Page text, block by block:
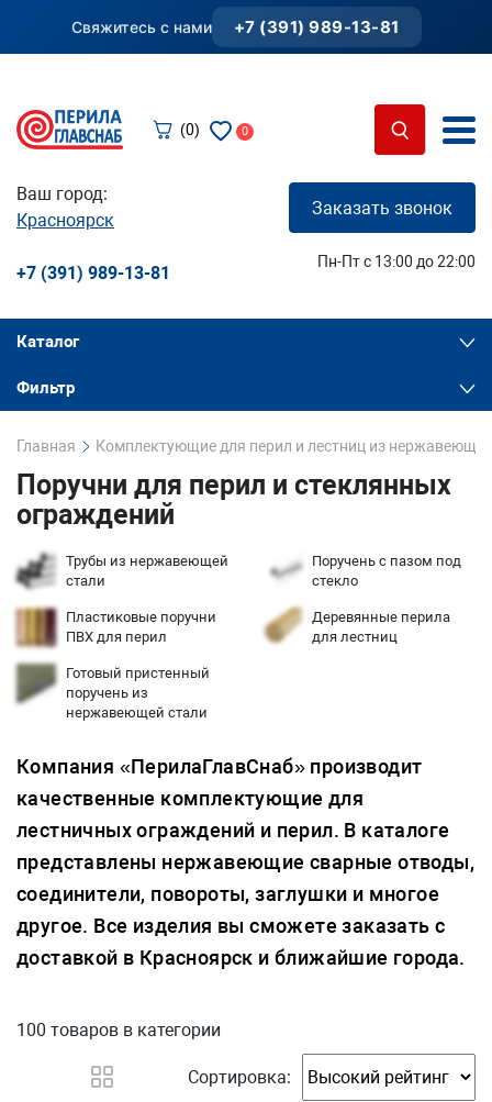
Свяжитесь с нами +7 (391) 989-13-81
(0) 0
Ваш город:
Красноярск
Заказать звонок
+7 (391) 989-13-81
Пн-Пт с 13:00 до 22:00
Каталог
Фильтр
Главная Комплектующие для перил и лестниц из
Поручни для перил и стеклянных
ограждений
Трубы из нержавеющей
стали
Поручень с пазом под
стекло
Пластиковые поручни
ПВХ для перил
Деревянные перила
для лестниц
Готовый пристенный
поручень из
нержавеющей стали
Компания «ПерилаГлавСнаб» производит
качественные комплектующие для
лестничных ограждений и перил. В каталоге
представлены нержавеющие сварные отводы,
соединители, повороты, заглушки и многое
другое. Все изделия вы сможете заказать с
доставкой в Красноярск и ближайшие города.
100 товаров в категории
Сортировка: